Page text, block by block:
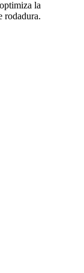
la
rodadura.